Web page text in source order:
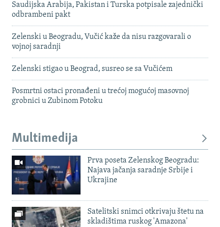
Saudijska Arabija, Pakistan i Turska potpisale zajednički
odbrambeni pakt
Zelenski u Beogradu, Vučić kaže da nisu razgovarali o
vojnoj saradnji
Zelenski stigao u Beograd, susreo se sa Vučićem
Posmrtni ostaci pronađeni u trećoj mogućoj masovnoj
grobnici u Zubinom Potoku
Multimedija
Prva poseta Zelenskog Beogradu:
Najava jačanja saradnje Srbije i
Ukrajine
Satelitski snimci otkrivaju štetu na
skladištima ruskog 'Amazona'